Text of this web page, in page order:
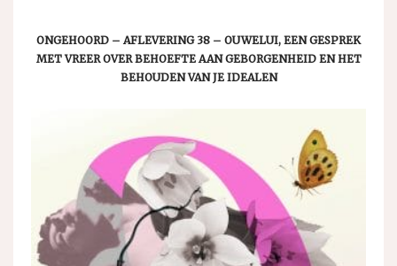
ONGEHOORD – AFLEVERING 38 – OUWELUI, EEN GESPREK
MET VREER OVER BEHOEFTE AAN GEBORGENHEID EN HET
BEHOUDEN VAN JE IDEALEN